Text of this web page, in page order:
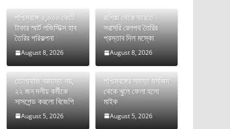
পশ্চিমবঙ্গে ২,০০০ কোটি
টাকার স্মার্ট লজিস্টিক্স হাব
তৈরির পরিকল্পনা
August 8, 2026
রাশিয়া থেকে ভারতে
সরাসরি রেলপথ তৈরির
প্রস্তাব দিল মস্কো
August 8, 2026
তোলাবাজি বরদাস্ত নয়,
২২ জন দলীয় কর্মীকে
সাসপেন্ড করলো বিজেপি
August 5, 2026
পশ্চিমবঙ্গের সমস্ত মসজিদ
থেকে খুলে ফেলা হলো
মাইক
August 5, 2026
ভারতের FCRA বিল নিয়ে
দীর্ঘ রক্তক্ষয়ী সংগ্রামের